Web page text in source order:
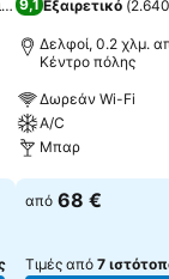
)
9,1 Εξαιρετικό (2.640
Δελφοί, 0.2 χλμ.
Κέντρο πόλης
Δωρεάν Wi-Fi
A/C
Μπαρ
Εμφάνιση τιμών
από 68 €
Τιμές από 7